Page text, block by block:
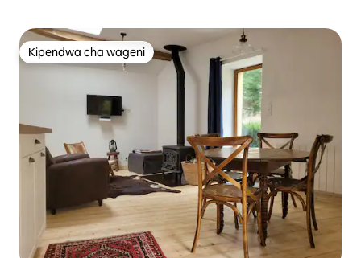
Kipendwa cha wageni
Kipendwa cha wageni